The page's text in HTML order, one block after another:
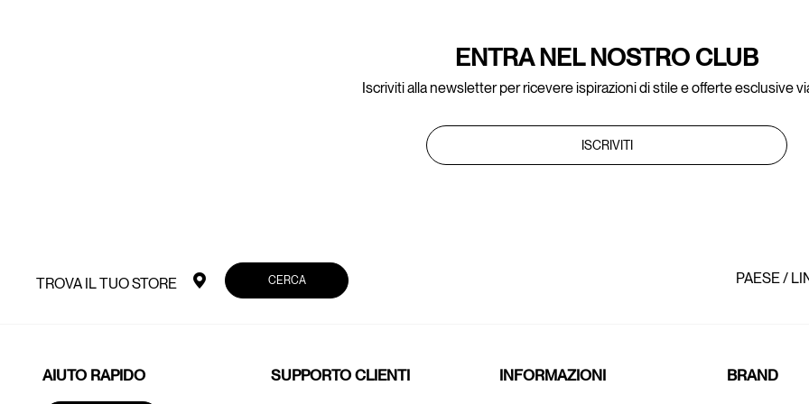
ENTRA NEL NOSTRO CLUB
Iscriviti alla newsletter per ricevere ispirazioni di stile e offerte esclusive
ISCRIVITI
TROVA IL TUO STORE CERCA PAESE /
AIUTO RAPIDO SUPPORTO CLIENTI INFORMAZIONI BRAND